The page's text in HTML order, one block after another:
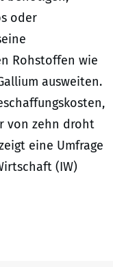
oder
Rohstoffen wie
ausweiten.
von zehn droht
eine Umfrage
(IW)